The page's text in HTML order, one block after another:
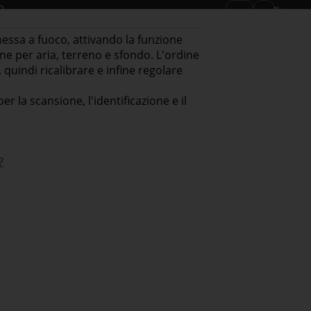
a fuoco, attivando la funzione
per aria, terreno e sfondo. L'ordine
ricalibrare e infine regolare
la scansione, l'identificazione e il